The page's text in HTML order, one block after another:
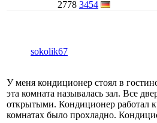
2778 3454
sokolik67
У меня кондиционер стоял в
эта комната называлась зал. Все
открытыми. Кондиционер работал
комнатах было прохладно.